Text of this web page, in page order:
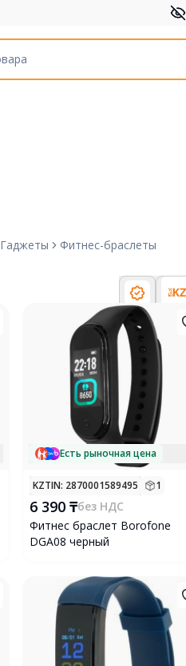
Гаджеты Фитнес-браслеты
Есть рыночная цена
KZTIN: 2870001589495 1
6 390 ₸без НДС
Фитнес браслет Borofone
DGA08 черный